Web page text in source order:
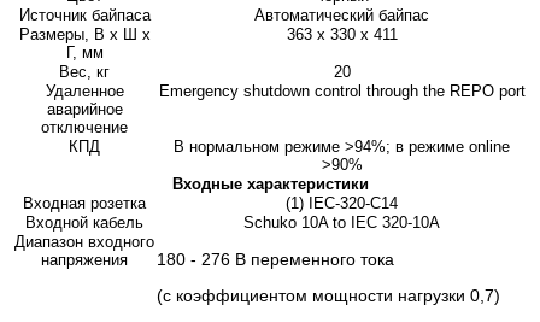
Источник байпаса
Автоматический байпас
Размеры, В x Ш x
Г, мм
363 x 330 x 411
Вес, кг
20
Удаленное
аварийное
отключение
Emergency shutdown control through the REPO port
КПД
В нормальном режиме >94%; в режиме online
>90%
Входные характеристики
Входная розетка
(1) IEC-320-C14
Входной кабель
Schuko 10A to IEC 320-10A
Диапазон входного
напряжения
180 - 276 В переменного тока
(с коэффициентом мощности нагрузки 0,7)